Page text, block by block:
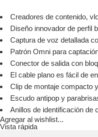
Creadores de contenido,
Diseño innovador de perfil
Captura de voz detallada
Patrón Omni para
Conector de salida con
El cable plano es fácil de
Clip de montaje compacto
Escudo antipop y
Anillos de identificación de
Agregar al wishlist...
Vista rápida